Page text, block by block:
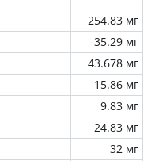
254.83 мг
35.29 мг
43.678 мг
15.86 мг
9.83 мг
24.83 мг
32 мг